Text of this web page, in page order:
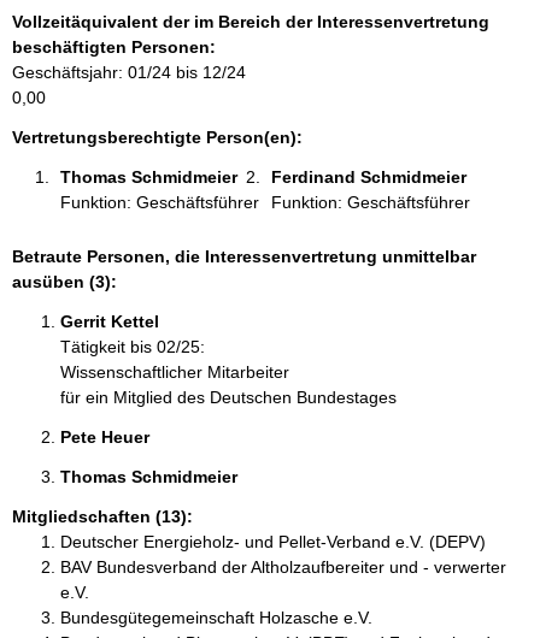
n
:
r
m
a
t
i
:
Vollzeitäquivalent der im Bereich der Interessenvertretung
beschäftigten Personen:
Geschäftsjahr: 01/24 bis 12/24
0,00
Vertretungsberechtigte Person(en):
Thomas Schmidmeier
Funktion: Geschäftsführer
Ferdinand Schmidmeier
Funktion: Geschäftsführer
Betraute Personen, die Interessenvertretung unmittelbar
ausüben (3):
Gerrit Kettel
Tätigkeit bis 02/25:
Wissenschaftlicher Mitarbeiter
für ein Mitglied des Deutschen Bundestages
Pete Heuer
Thomas Schmidmeier
Mitgliedschaften (13):
Deutscher Energieholz- und Pellet-Verband e.V. (DEPV)
BAV Bundesverband der Altholzaufbereiter und - verwerter
e.V.
Bundesgütegemeinschaft Holzasche e.V.